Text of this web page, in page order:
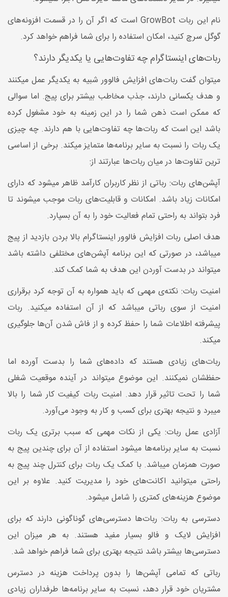
نام این ربات GrowBot است که اگر آن را در قسمت افزونه‌های
گوگل سرچ کنید، امکان استفاده را برای شما فراهم خواهد کرد.
ربات‌های اینستاگرام چه تفاوت‌هایی یا یکدیگر دارند؟
میتوان گفت ربات‌های افزایش فالوور شبیه به یکدیگر عمل میکنند
و هدف یکسانی دارند، جذب مخاطب بیشتر برای پیج. اما سوالی
که ممکن است ذهن شما را در این زمینه به خود مشغول کرده
باشد این است که ربات‌ها چه تفاوت‌هایی با هم دارند. چه چیزی
یک ربات را نسبت به سایر برنامه‌ها متمایز میکند. برخی از اساسی
ترین تفاوت‌ها در میان ربات‌ها عبارتند از:
آپشن‌های ربات: رباتی از نظر کاربران کارآمد ظاهر میشود که دارای
امکانات زیاد باشد. امکانات و قابلیت‌های ربات موجب میشوند تا
فرد بتواند به راحتی تمام فعالیت خود را به آن بسپارد.
هدف اصلی ربات افزایش فالوور اینستاگرام بالا بردن بازدید از پیج
میباشد، در صورتی که این برنامه آپشن‌های مختلفی داشته باشد
میتواند در بدست آوردن این هدف به شما کمک کند.
امنیت ربات: نکته‌ی مهمی که باید همواره به آن توجه کرد برقراری
امنیت از سوی رباتی میباشد که از آن استفاده میکنید. ربات
پیشرفته اطلاعات شما را حفظ کرده و از فاش شدن آن‌ها جلوگیری
میکند.
ربات‌های زیادی هستند که داده‌های شما را بدست آورده اما
حفظشان نمیکنند. این موضوع میتواند در آینده موقعیت شغلی
شما را تحت تاثیر قرار دهد. امنیت ربات کیفیت کار شما را بالا
میبرد و نتیجه بهتری برای کسب و کار به وجود می‌آورد.
آزادی عمل ربات: یکی از نکات مهمی که سبب برتری یک ربات
نسبت به سایر برنامه‌ها میشود استفاده از آن برای چندین پیج به
صورت همزمان میباشد. با کمک یک ربات برای کنترل چند پیج به
راحتی میتوانید اکانت‌های خود را مدیریت کنید. علاوه بر این
موضوع هزینه‌های کمتری را شامل میشود.
دسترسی به ربات: ربات‌ها دسترسی‌های گوناگونی دارند که برای
افزایش لایک و فالو بسیار مفید هستند. به هر میزان این
دسترسی‌ها بیشتر باشد نتیجه بهتری برای شما فراهم خواهد شد.
رباتی که تمامی آپشن‌ها را بدون پرداخت هزینه در دسترس
مشتریان خود قرار دهد، نسبت به سایر برنامه‌ها طرفداران زیادی